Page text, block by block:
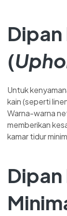
(
Untuk
kain (seperti
Warna-warna
memberikan
kamar tidur
Dipan